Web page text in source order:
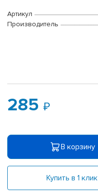
Артикул
Производитель
285
В корзину
Купить в 1 клик